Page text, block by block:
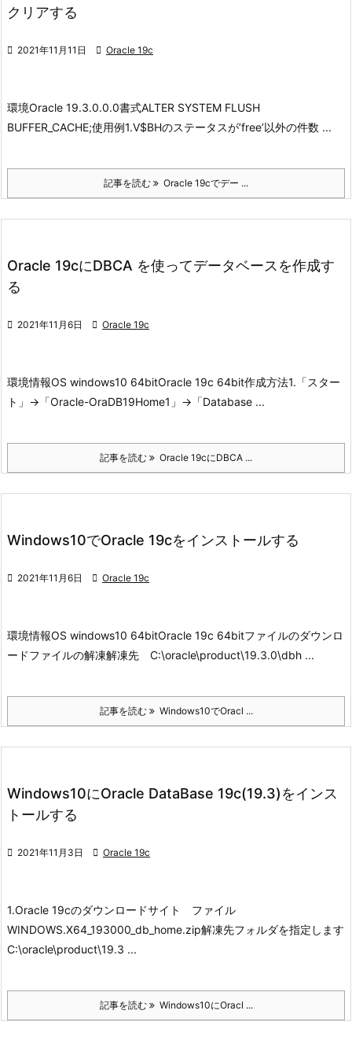
クリアする
 2021年11月11日  Oracle 19c
環境Oracle 19.3.0.0.0書式ALTER SYSTEM FLUSH
BUFFER_CACHE;使用例1.V$BHのステータスが’free’以外の件数 ...
記事を読む Oracle 19cでデー ...
Oracle 19cにDBCA を使ってデータベースを作成す
る
 2021年11月6日  Oracle 19c
環境情報OS windows10 64bitOracle 19c 64bit作成方法1.「スター
ト」->「Oracle-OraDB19Home1」-> 「Database ...
記事を読む Oracle 19cにDBCA ...
Windows10でOracle 19cをインストールする
 2021年11月6日  Oracle 19c
環境情報OS windows10 64bitOracle 19c 64bitファイルのダウンロ
ードファイルの解凍解凍先 C:\oracle\product\19.3.0\dbh ...
記事を読む Windows10でOracl ...
Windows10にOracle DataBase 19c(19.3)をインス
トールする
 2021年11月3日  Oracle 19c
1.Oracle 19cのダウンロードサイト ファイル
WINDOWS.X64_193000_db_home.zip解凍先フォルダを指定します
C:\oracle\product\19.3 ...
記事を読む Windows10にOracl ...